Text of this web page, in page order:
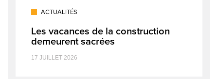
ACTUALITÉS
Les vacances de la construction
demeurent sacrées
17 JUILLET 2026